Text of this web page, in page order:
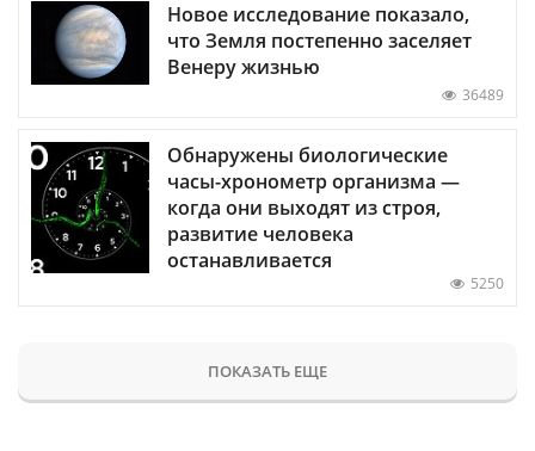
Новое исследование показало,
что Земля постепенно заселяет
Венеру жизнью
36489
Обнаружены биологические
часы-хронометр организма —
когда они выходят из строя,
развитие человека
останавливается
5250
ПОКАЗАТЬ ЕЩЕ